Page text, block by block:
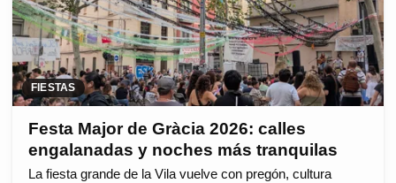
FIESTAS
Festa Major de Gràcia 2026: calles
engalanadas y noches más tranquilas
La fiesta grande de la Vila vuelve con pregón, cultura